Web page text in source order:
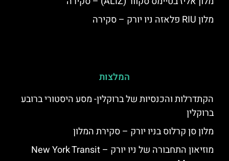
מלון RIU פלאזה ניו יורק – סקירה
המלצות
הקתדרלות והכנסיות של ברוקלין- מסע היסטורי ברובע
ברוקלין
מלון סן קרלוס בניו יורק – סקירת המלון
מוזיאון התחבורה של ניו יורק – New York Transit